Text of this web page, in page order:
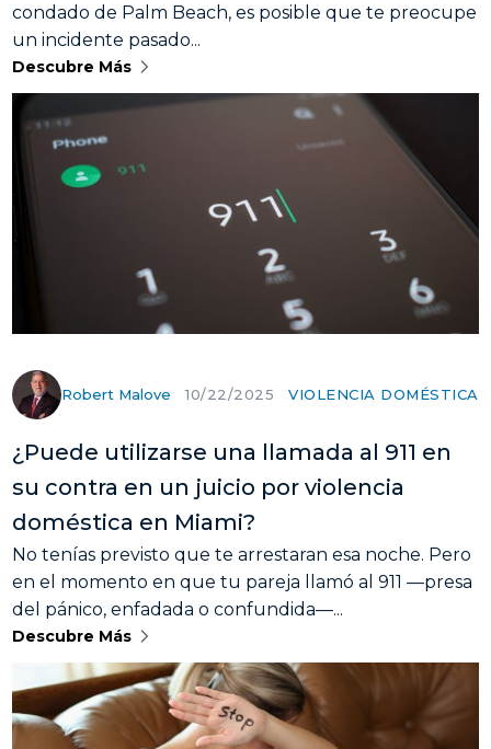
condado de Palm Beach, es posible que te preocupe
un incidente pasado...
Descubre Más
Robert Malove 10/22/2025 VIOLENCIA DOMÉSTICA
¿Puede utilizarse una llamada al 911 en
su contra en un juicio por violencia
doméstica en Miami?
No tenías previsto que te arrestaran esa noche. Pero
en el momento en que tu pareja llamó al 911 —presa
del pánico, enfadada o confundida—...
Descubre Más